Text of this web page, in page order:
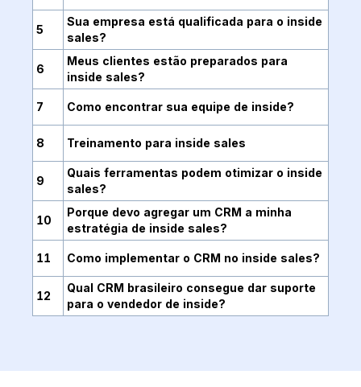
5
Sua empresa está qualificada para o inside
sales?
6
Meus clientes estão preparados para
inside sales?
7 Como encontrar sua equipe de inside?
8 Treinamento para inside sales
9
Quais ferramentas podem otimizar o inside
sales?
10
Porque devo agregar um CRM a minha
estratégia de inside sales?
11 Como implementar o CRM no inside sales?
12
Qual CRM brasileiro consegue dar suporte
para o vendedor de inside?